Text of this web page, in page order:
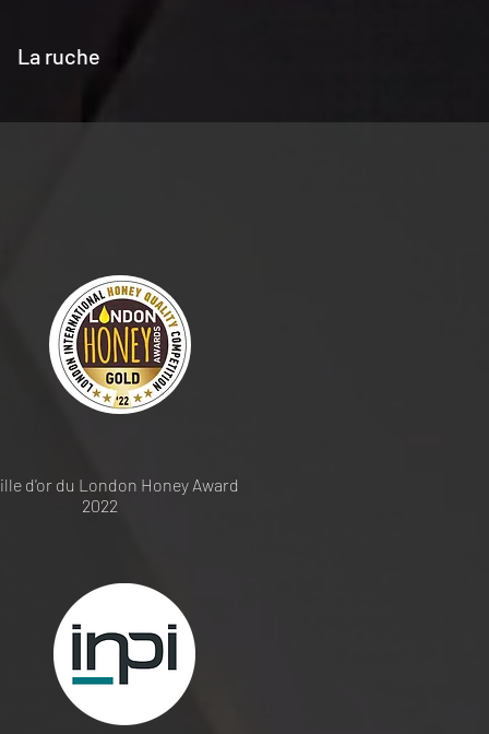
La ruche
d'or du London Honey Award
2022